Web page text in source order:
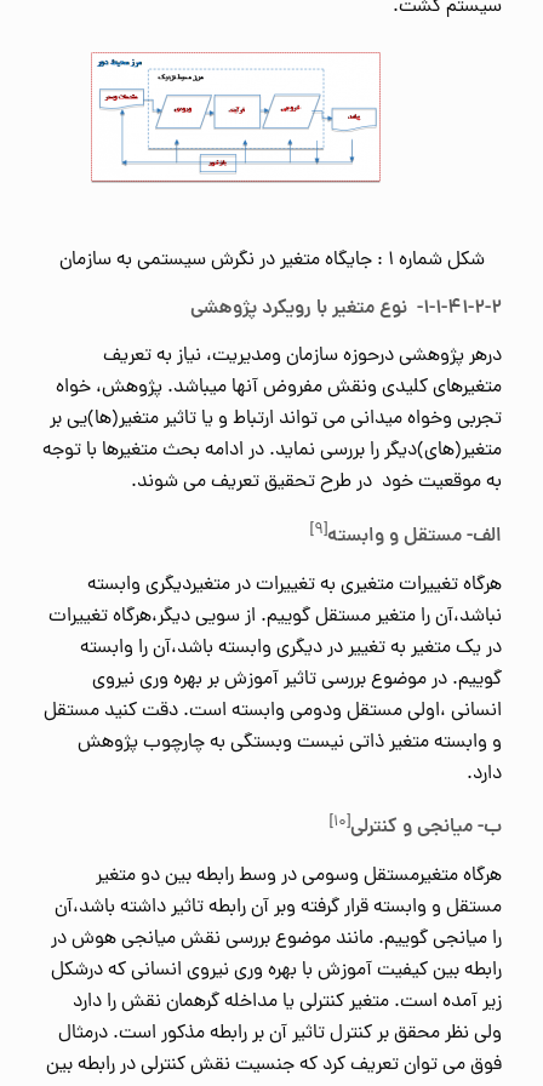
سیستم گشت.
شکل شماره ۱ : جایگاه متغیر در نگرش سیستمی به سازمان
۱-۱-۴۱-۲-۲- نوع متغیر با رویکرد پژوهشی
درهر پژوهشی درحوزه سازمان ومدیریت، نیاز به تعریف
متغیرهای کلیدی ونقش مفروض آنها میباشد. پژوهش، خواه
تجربی وخواه میدانی می تواند ارتباط و یا تاثیر متغیر(ها)یی بر
متغیر(های)دیگر را بررسی نماید. در ادامه بحث متغیرها با توجه
به موقعیت خود در طرح تحقیق تعریف می شوند.
الف- مستقل و وابسته[۹]
هرگاه تغییرات متغیری به تغییرات در متغیردیگری وابسته
نباشد،آن را متغیر مستقل گوییم. از سویی دیگر،هرگاه تغییرات
در یک متغیر به تغییر در دیگری وابسته باشد،آن را وابسته
گوییم. در موضوع بررسی تاثیر آموزش بر بهره وری نیروی
انسانی ،اولی مستقل ودومی وابسته است. دقت کنید مستقل
و وابسته متغیر ذاتی نیست وبستگی به چارچوب پژوهش
دارد.
ب- میانجی و کنترلی[۱۰]
هرگاه متغیرمستقل وسومی در وسط رابطه بین دو متغیر
مستقل و وابسته قرار گرفته وبر آن رابطه تاثیر داشته باشد،آن
را میانجی گوییم. مانند موضوع بررسی نقش میانجی هوش در
رابطه بین کیفیت آموزش با بهره وری نیروی انسانی که درشکل
زیر آمده است. متغیر کنترلی یا مداخله گرهمان نقش را دارد
ولی نظر محقق بر کنترل تاثیر آن بر رابطه مذکور است. درمثال
فوق می توان تعریف کرد که جنسیت نقش کنترلی در رابطه بین